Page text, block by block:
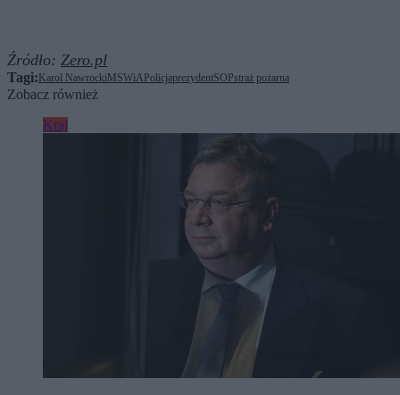
Źródło: Zero.pl
Tagi: Karol NawrockiMSWiA PolicjaprezydentSOPstraż pożarna
Zobacz również
Kraj